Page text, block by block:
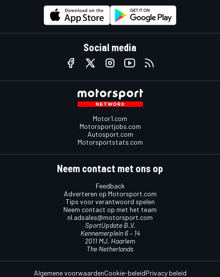
Social media
Motor1.com
Motorsportjobs.com
Autosport.com
Motorsportstats.com
Neem contact met ons op
Feedback
Adverteren op Motorsport.com
Tips voor verantwoord spelen
Neem contact op met het team
nl.adsales@motorsport.com
SportUpdate B.V.
Kennemerplein 6 – 14
2011 MJ, Haarlem
The Netherlands
Algemene voorwaardenCookie-beleidPrivacy beleid